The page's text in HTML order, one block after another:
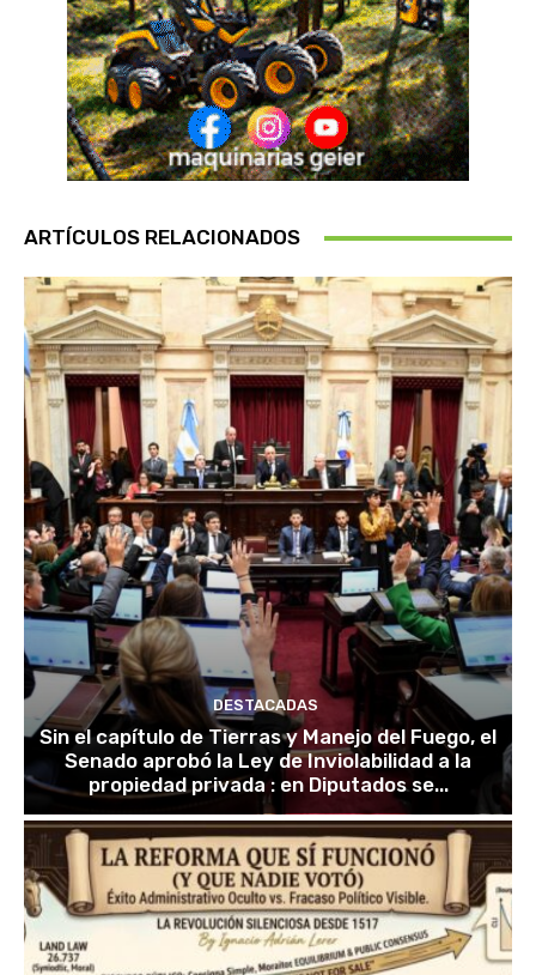
ARTÍCULOS RELACIONADOS
DESTACADAS
Sin el capítulo de Tierras y Manejo del Fuego, el
Senado aprobó la Ley de Inviolabilidad a la
propiedad privada : en Diputados se...